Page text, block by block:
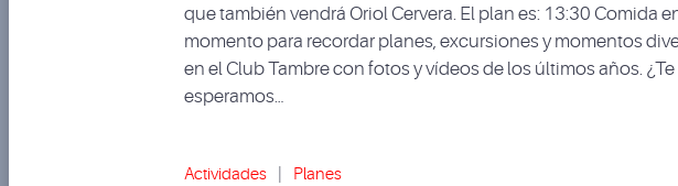
que también vendrá Oriol Cervera. El plan es: 13:30 Comida
momento para recordar planes, excursiones y momentos
en el Club Tambre con fotos y vídeos de los últimos años.
esperamos…
Actividades Planes